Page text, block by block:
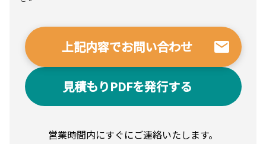
見積もりPDFを発行する
営業時間内にすぐにご連絡いたします。